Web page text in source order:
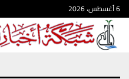
6 أغسطس، 2026